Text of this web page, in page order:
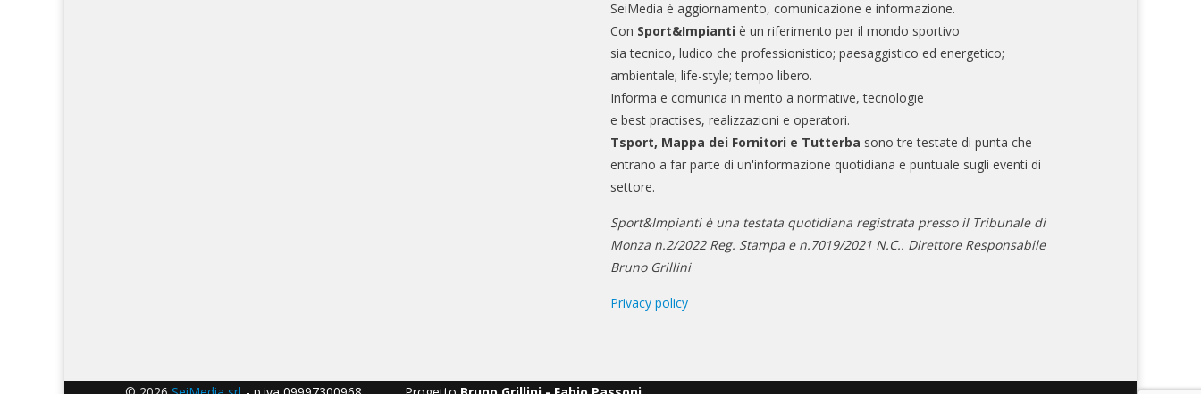
SeiMedia è aggiornamento, comunicazione e informazione.
Con Sport&Impianti è un riferimento per il mondo sportivo
sia tecnico, ludico che professionistico; paesaggistico ed energetico;
ambientale; life-style; tempo libero.
Informa e comunica in merito a normative, tecnologie
e best practises, realizzazioni e operatori.
Tsport, Mappa dei Fornitori e Tutterba sono tre testate di punta che
entrano a far parte di un'informazione quotidiana e puntuale sugli eventi di
settore.
Sport&Impianti è una testata quotidiana registrata presso il Tribunale di
Monza n.2/2022 Reg. Stampa e n.7019/2021 N.C.. Direttore Responsabile
Bruno Grillini
Privacy policy